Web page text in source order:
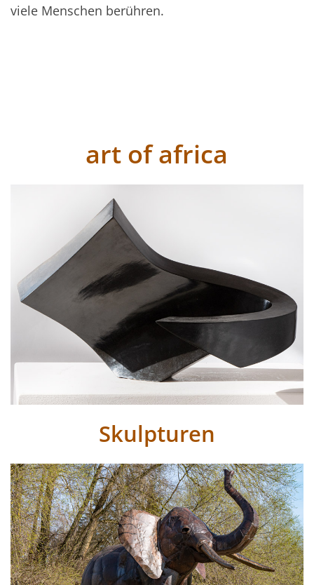
viele Menschen berühren.
art of africa
Skulpturen